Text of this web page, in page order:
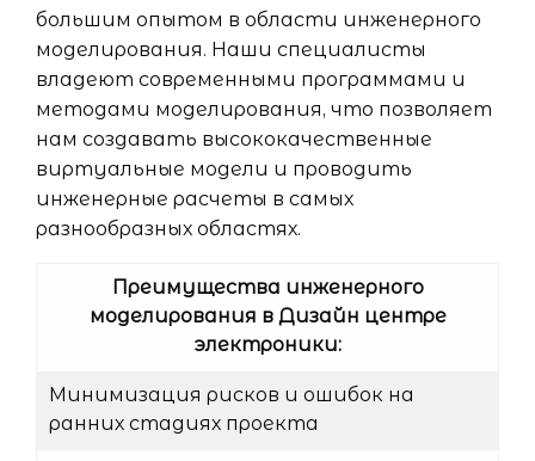
большим опытом в области инженерного
моделирования. Наши специалисты
владеют современными программами и
методами моделирования, что позволяет
нам создавать высококачественные
виртуальные модели и проводить
инженерные расчеты в самых
разнообразных областях.
Преимущества инженерного
моделирования в Дизайн центре
электроники:
Минимизация рисков и ошибок на
ранних стадиях проекта